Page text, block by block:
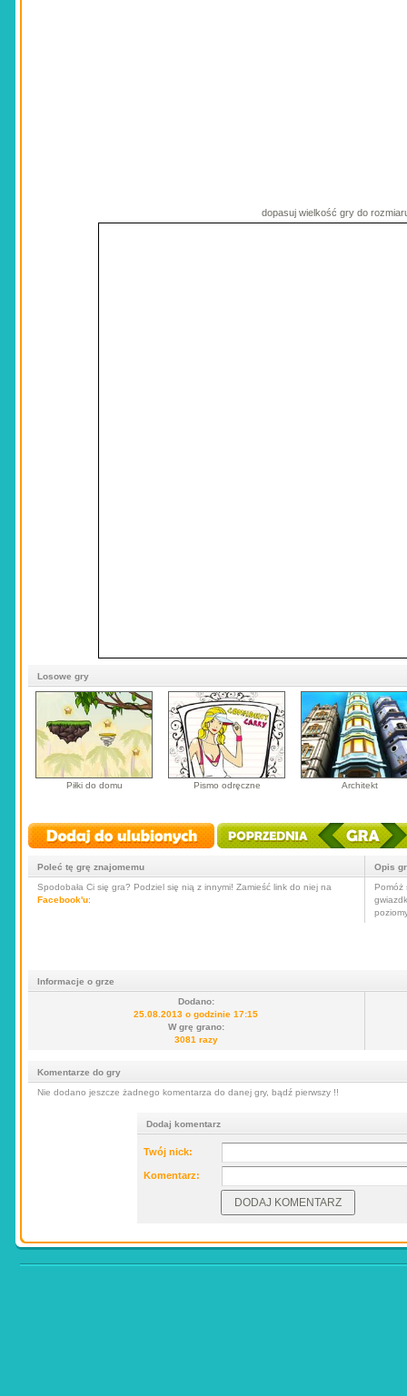
dopasuj wielkość gry do
Losowe gry
Piłki do domu Pismo odręczne Architekt
Poleć tę grę znajomemu
Spodobała Ci się gra? Podziel się nią z innymi! Zamieść link do niej na
Facebook'u:
Opis
Pomóż
Informacje o grze
Dodano:
25.08.2013 o godzinie 17:15
W grę grano:
3081 razy
Komentarze do gry
Nie dodano jeszcze żadnego komentarza do danej gry, bądź pierwszy !!
Dodaj komentarz
Twój nick:
Komentarz: